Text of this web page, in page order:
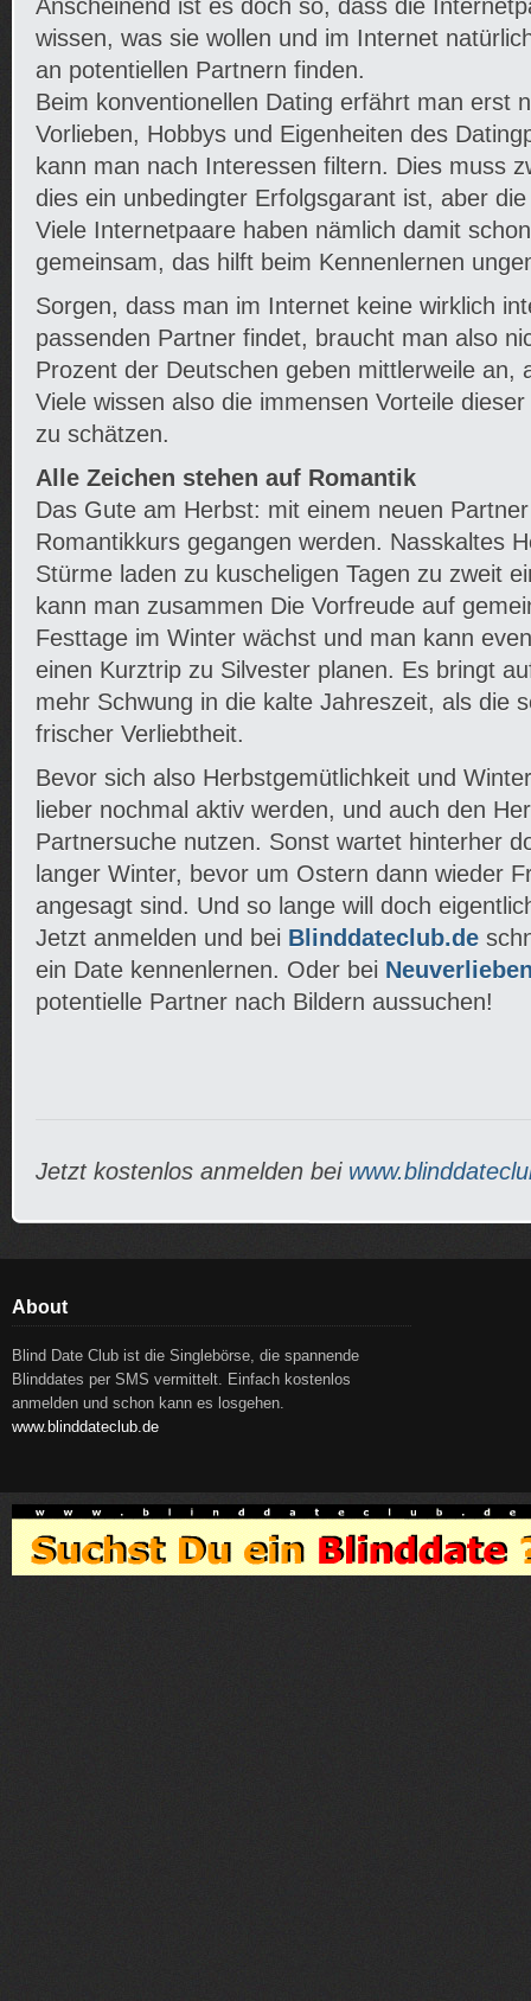
Anscheinend ist es doch so, dass die
wissen, was sie wollen und im Internet
an potentiellen Partnern finden.
Beim konventionellen Dating erfährt man erst
Vorlieben, Hobbys und Eigenheiten des
kann man nach Interessen filtern. Dies muss
dies ein unbedingter Erfolgsgarant ist, aber
Viele Internetpaare haben nämlich damit
gemeinsam, das hilft beim Kennenlernen
Sorgen, dass man im Internet keine wirklich
passenden Partner findet, braucht man also
Prozent der Deutschen geben mittlerweile an,
Viele wissen also die immensen Vorteile
zu schätzen.
Alle Zeichen stehen auf Romantik
Das Gute am Herbst: mit einem neuen
Romantikkurs gegangen werden. Nasskaltes
Stürme laden zu kuscheligen Tagen zu zweit
kann man zusammen Die Vorfreude auf
Festtage im Winter wächst und man kann
einen Kurztrip zu Silvester planen. Es bringt
mehr Schwung in die kalte Jahreszeit, als die
frischer Verliebtheit.
Bevor sich also Herbstgemütlichkeit und
lieber nochmal aktiv werden, und auch den
Partnersuche nutzen. Sonst wartet hinterher
langer Winter, bevor um Ostern dann wieder
angesagt sind. Und so lange will doch
Jetzt anmelden und bei Blinddateclub.de
ein Date kennenlernen. Oder bei
potentielle Partner nach Bildern aussuchen!
Jetzt kostenlos anmelden bei
About
Blind Date Club ist die Singlebörse, die spannende
Blinddates per SMS vermittelt. Einfach kostenlos
anmelden und schon kann es losgehen.
www.blinddateclub.de